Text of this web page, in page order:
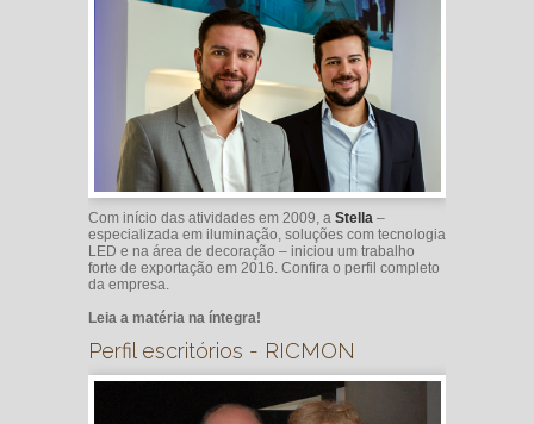
Com início das atividades em 2009, a Stella –
especializada em iluminação, soluções com tecnologia
LED e na área de decoração – iniciou um trabalho
forte de exportação em 2016. Confira o perfil completo
da empresa.
Leia a matéria na íntegra!
Perfil escritórios - RICMON